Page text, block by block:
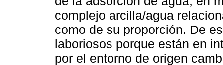
complejo arcilla/agua
como de su proporción. De
laboriosos porque están en
por el entorno de origen